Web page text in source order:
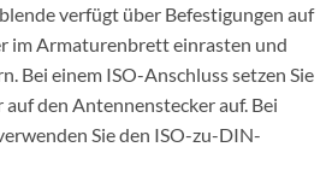
verfügt über Befestigungen auf
im Armaturenbrett einrasten und
Bei einem ISO-Anschluss setzen Sie
den Antennenstecker auf. Bei
Sie den ISO-zu-DIN-